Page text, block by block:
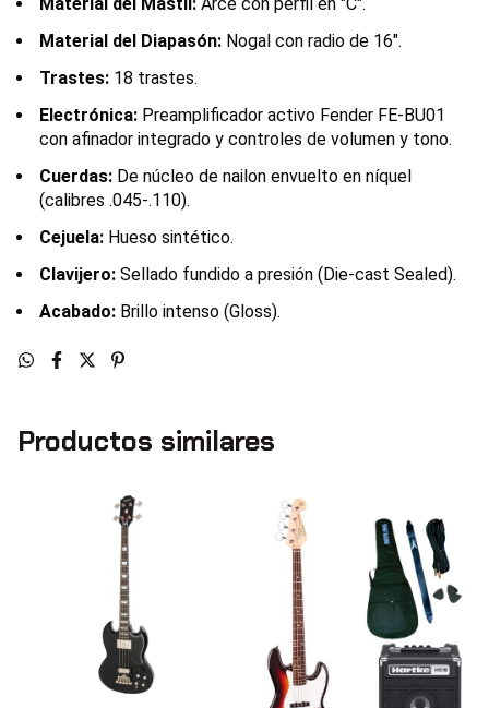
Material del Diapasón: Nogal con radio de 16".
Trastes: 18 trastes.
Electrónica: Preamplificador activo Fender FE-BU01
con afinador integrado y controles de volumen y tono.
Cuerdas: De núcleo de nailon envuelto en níquel
(calibres .045-.110).
Cejuela: Hueso sintético.
Clavijero: Sellado fundido a presión (Die-cast Sealed).
Acabado: Brillo intenso (Gloss).
Productos similares